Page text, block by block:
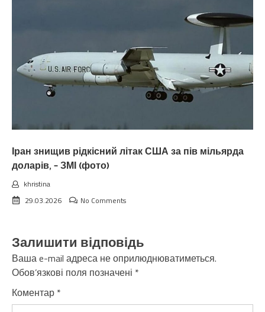
Іран знищив рідкісний літак США за пів мільярда
доларів, – ЗМІ (фото)
khristina
29.03.2026
No Comments
Залишити відповідь
Ваша e-mail адреса не оприлюднюватиметься.
Обов’язкові поля позначені *
Коментар *